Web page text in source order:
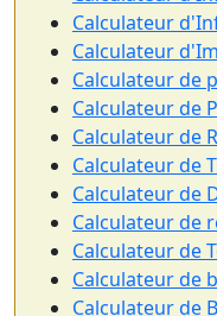
Calculateur
Calculateur
Calculateur de
Calculateur de
Calculateur de
Calculateur de
Calculateur de
Calculateur de
Calculateur de
Calculateur de
Calculateur de